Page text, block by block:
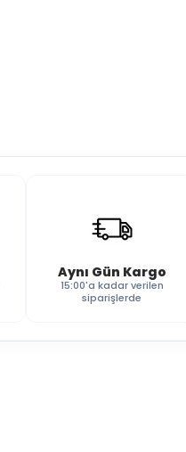
Aynı Gün Kargo
15:00'a kadar verilen
siparişlerde